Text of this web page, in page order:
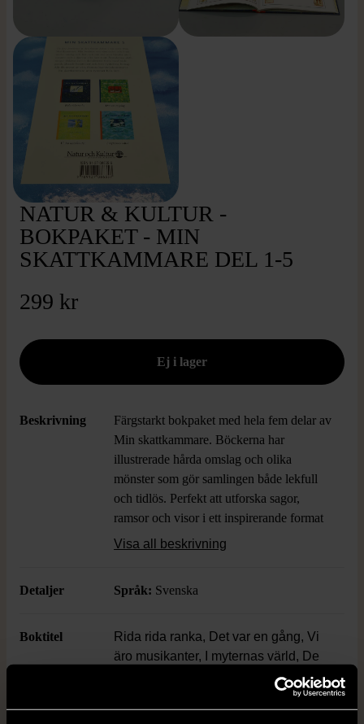
NATUR & KULTUR -
BOKPAKET - MIN
SKATTKAMMARE DEL 1-5
299 kr
Beskrivning
Färgstarkt bokpaket med hela fem delar av
Min skattkammare. Böckerna har
illustrerade hårda omslag och olika
mönster som gör samlingen både lekfull
och tidlös. Perfekt att utforska sagor,
ramsor och visor i ett inspirerande format
– passar lika bra i hyllan som vid
känsla.
Visa all beskrivning
Detaljer Språk: Svenska
Boktitel
Rida rida ranka, Det var en gång, Vi
äro musikanter, I myternas värld, De